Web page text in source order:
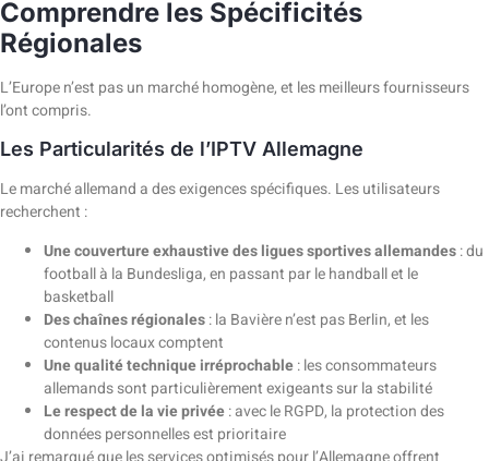
Comprendre les Spécificités
Régionales
L’Europe n’est pas un marché homogène, et les meilleurs fournisseurs
l’ont compris.
Les Particularités de l’IPTV Allemagne
Le marché allemand a des exigences spécifiques. Les utilisateurs
recherchent :
Une couverture exhaustive des ligues sportives allemandes: du
football à la Bundesliga, en passant par le handball et le
basketball
Des chaînes régionales: la Bavière n’est pas Berlin, et les
contenus locaux comptent
Une qualité technique irréprochable: les consommateurs
allemands sont particulièrement exigeants sur la stabilité
Le respect de la vie privée: avec le RGPD, la protection des
données personnelles est prioritaire